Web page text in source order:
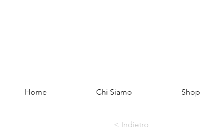
Home Chi Siamo Shop
< Indietro